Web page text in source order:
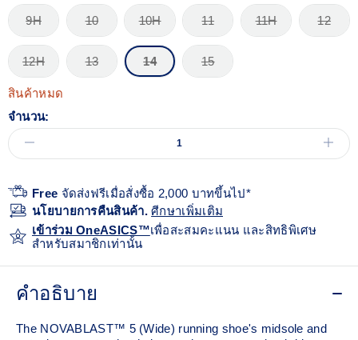
9H 10 10H 11 11H 12
12H 13 14 15
สินค้าหมด
จำนวน:
Free จัดส่งฟรีเมื่อสั่งซื้อ 2,000 บาทขึ้นไป*
นโยบายการคืนสินค้า.ศีกษาเพิ่มเติม
เข้าร่วม OneASICS™เพื่อสะสมคะแนน และสิทธิพิเศษ
สำหรับสมาชิกเท่านั้น
คำอธิบาย
The NOVABLAST™ 5 (Wide) running shoe's midsole and